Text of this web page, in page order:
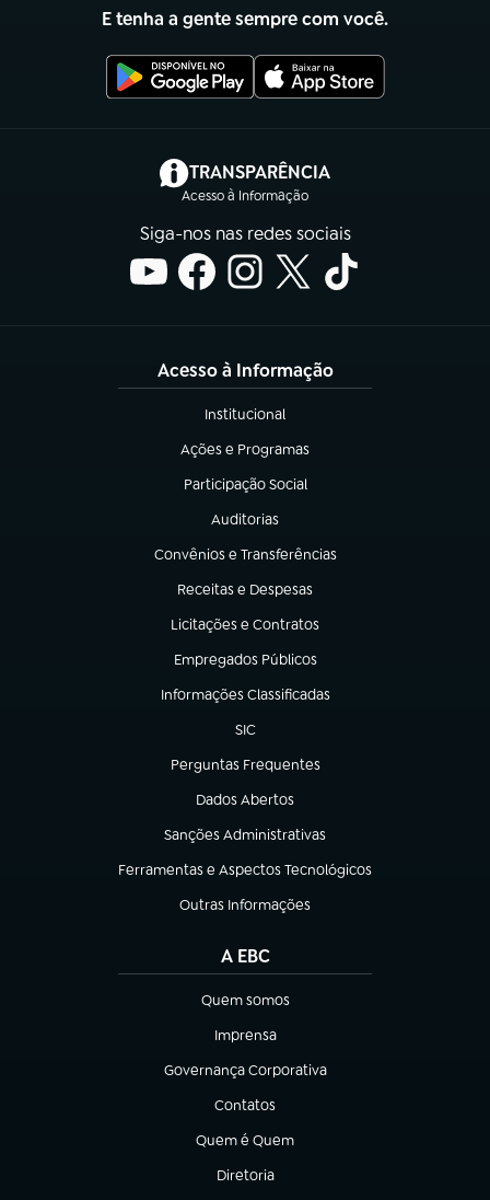
E tenha a gente sempre com você.
TRANSPARÊNCIA
Acesso à Informação
(abre em nova aba)
Siga-nos nas redes sociais
Acesso à Informação
Institucional
(abre em nova aba)
Ações e Programas
(abre em nova aba)
Participação Social
(abre em nova aba)
Auditorias
(abre em nova aba)
Convênios e Transferências
(abre em nova aba)
Receitas e Despesas
(abre em nova aba)
Licitações e Contratos
(abre em nova aba)
Empregados Públicos
(abre em nova aba)
Informações Classificadas
(abre em nova aba)
SIC
(abre em nova aba)
Perguntas Frequentes
(abre em nova aba)
Dados Abertos
(abre em nova aba)
Sanções Administrativas
(abre em nova aba)
Ferramentas e Aspectos Tecnológicos
(abre em nova aba)
Outras Informações
(abre em nova aba)
A EBC
Quem somos
(abre em nova aba)
Imprensa
(abre em nova aba)
Governança Corporativa
(abre em nova aba)
Contatos
(abre em nova aba)
Quem é Quem
(abre em nova aba)
Diretoria
(abre em nova aba)